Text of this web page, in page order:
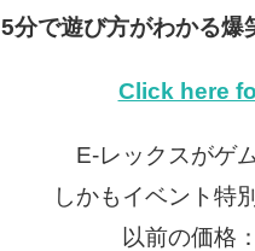
5分で遊び方がわかる爆
Click here
E-レックスがゲ
しかもイベント特
以前の価格：